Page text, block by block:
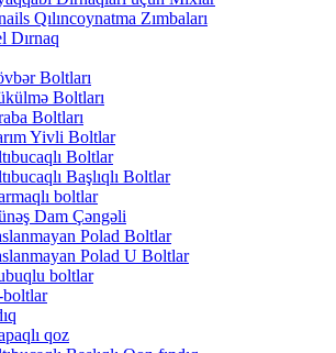
Qılıncoynatma Zımbaları
Dırnaq
Boltları
Boltları
Boltları
Yivli Boltlar
Boltlar
Başlıqlı Boltlar
boltlar
Dam Çəngəli
Polad Boltlar
Polad U Boltlar
boltlar
qoz